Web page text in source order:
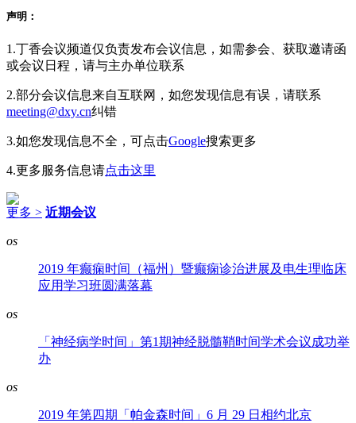
声明：
1.丁香会议频道仅负责发布会议信息，如需参会、获取邀请函
或会议日程，请与主办单位联系
2.部分会议信息来自互联网，如您发现信息有误，请联系
meeting@dxy.cn纠错
3.如您发现信息不全，可点击Google搜索更多
4.更多服务信息请点击这里
更多 > 近期会议
os
2019 年癫痫时间（福州）暨癫痫诊治进展及电生理临床
应用学习班圆满落幕
os
「神经病学时间」第1期神经脱髓鞘时间学术会议成功举
办
os
2019 年第四期「帕金森时间」6 月 29 日相约北京